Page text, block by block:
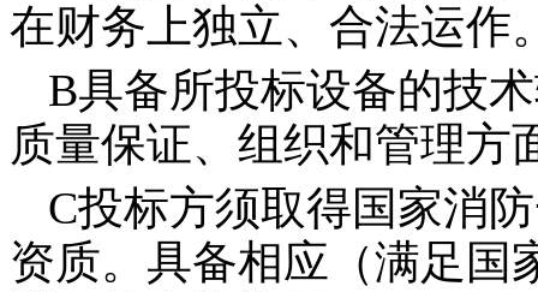
在财务上独立、合法运作
B具备所投标设备的技
质量保证、组织和管理方
C投标方须取得国家消
资质。具备相应（满足国